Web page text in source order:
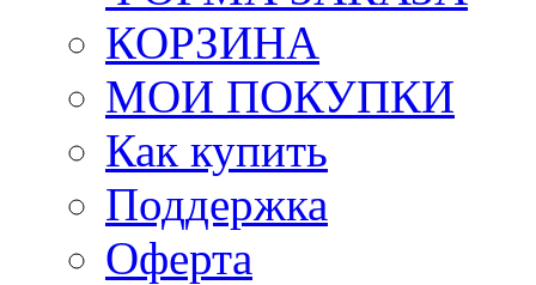
КОРЗИНА
МОИ ПОКУПКИ
Как купить
Поддержка
Оферта